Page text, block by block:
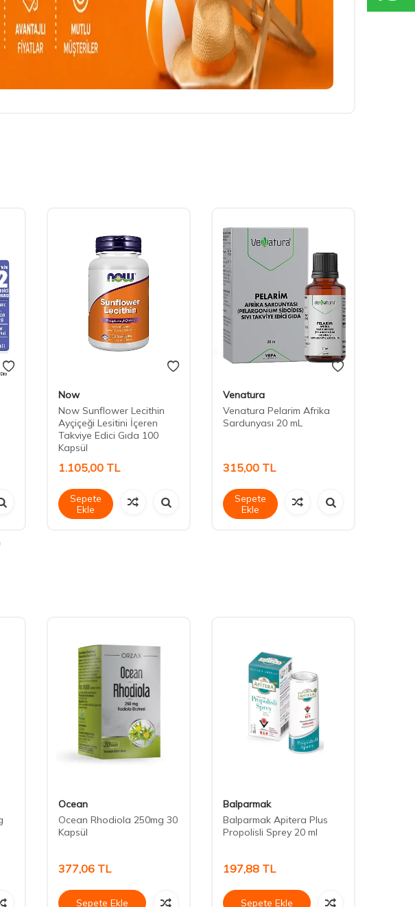
Now
Now Sunflower Lecithin
Ayçiçeği Lesitini İçeren
Takviye Edici Gıda 100
Kapsül
1.105,00 TL
Sepete
Ekle
Venatura
Venatura Pelarim Afrika
Sardunyası 20 mL
315,00 TL
Sepete
Ekle
Ocean
Ocean Rhodiola 250mg 30
Kapsül
377,06 TL
Sepete Ekle
Balparmak
Balparmak Apitera Plus
Propolisli Sprey 20 ml
197,88 TL
Sepete Ekle